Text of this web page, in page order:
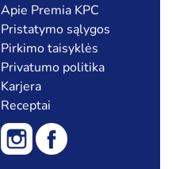
Apie Premia KPC
Pristatymo sąlygos
Pirkimo taisyklės
Privatumo politika
Karjera
Receptai